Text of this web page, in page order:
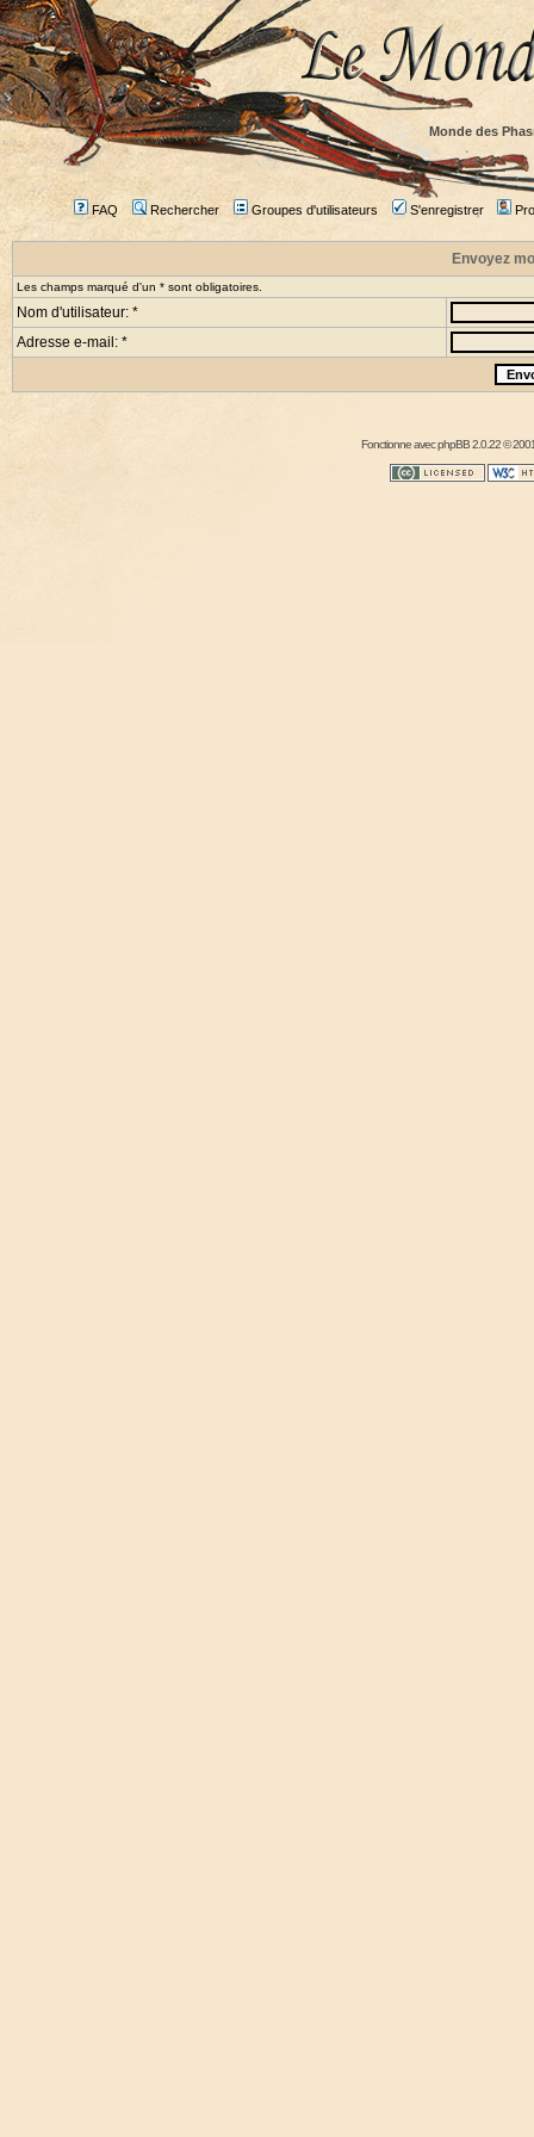
Monde des
FAQ Rechercher Groupes d'utilisateurs S'enregistrer
Envoyez
Les champs marqué d'un * sont obligatoires.
Nom d'utilisateur: *
Adresse e-mail: *
Fonctionne avecphpBB2.0.22 ©